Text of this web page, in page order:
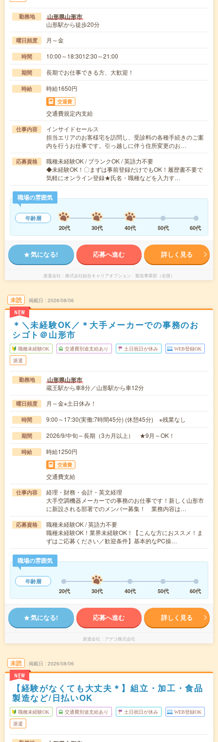
勤務地 山形県山形市
山形駅から徒歩20分
曜日頻度 月～金
時間 10:00～18:3012:30～21:00
期間 長期でお仕事できる方、大歓迎！
時給 時給1650円
交通費
交通費規定内支給
仕事内容
インサイドセールス
担当エリアのお客様宅を訪問し、受診料の各種手続きのご案
内を行うお仕事です。引っ越しに伴う住所変更のお…
応募資格
職種未経験OK / ブランクOK / 英語力不要
◆未経験OK！〇まずは事前登録だけでもOK！履歴書不要で
気軽にオンライン登録★氏名・職種などを入力す…
職場の雰囲気
年齢層
20代
30代 40代 50代 60代
気になる! 応募へ進む 詳しく見る
派遣会社 株式会社綜合キャリアオプション 製造事業部（全国）
未読
NEW
掲載日 2026/08/06
＊＼未経験OK／＊大手メーカーでの事務のお
シゴト＠山形市
職種未経験OK 交通費別途支給あり 土日祝日が休み WEB登録OK
派遣
勤務地 山形県山形市
蔵王駅から車8分／山形駅から車12分
曜日頻度 月～金※土日休み！
時間 9:00～17:30(実働:7時間45分) (休憩45分) ※残業なし
期間 2026/9/中旬～長期（3カ月以上） ★9月～OK！
時給 時給1250円
交通費
交通費支給
仕事内容
経理・財務・会計・英文経理
大手空調機器メーカーでの事務のお仕事です！新しく山形市
に新設される部署でのメンバー募集！ 業務内容は…
応募資格
職種未経験OK / 英語力不要
職種未経験OK！業界未経験OK！【こんな方におススメ！ま
ずはご応募ください／歓迎条件】基本的なPC操…
職場の雰囲気
年齢層
20代
30代 40代 50代 60代
気になる! 応募へ進む 詳しく見る
派遣会社 アデコ株式会社
未読
NEW
掲載日 2026/08/06
【経験がなくても大丈夫＊】組立・加工・食品
製造など/日払いOK
職種未経験OK 交通費別途支給あり 土日祝日が休み WEB登録OK
派遣